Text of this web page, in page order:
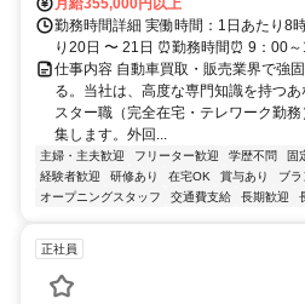
月給355,000円以上
勤務時間詳細 実働時間：1日あたり8
り20日 〜 21日 ⏰勤務時間⏰ 9：00～
仕事内容 自動車買取・販売業界で強
る。当社は、高度な専門知識を持つ
スター職（完全在宅・テレワーク勤
集します。外回...
主婦・主夫歓迎 フリーター歓迎 学歴不問 固
経験者歓迎
研修あり 在宅OK 賞与あり ブ
オープニングスタッフ
交通費支給 長期歓迎
正社員